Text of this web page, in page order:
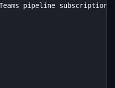
Teams pipeline subscription